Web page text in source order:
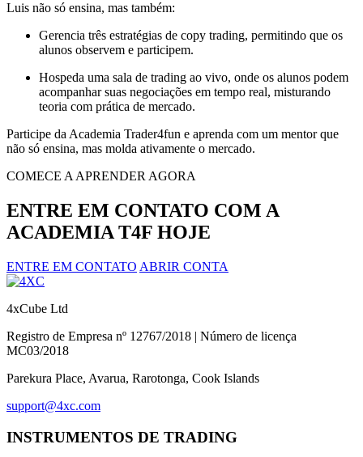
Luis não só ensina, mas também:
Gerencia três estratégias de copy trading, permitindo que os
alunos observem e participem.
Hospeda uma sala de trading ao vivo, onde os alunos podem
acompanhar suas negociações em tempo real, misturando
teoria com prática de mercado.
Participe da Academia Trader4fun e aprenda com um mentor que
não só ensina, mas molda ativamente o mercado.
COMECE A APRENDER AGORA
ENTRE EM CONTATO COM A
ACADEMIA T4F HOJE
ENTRE EM CONTATO ABRIR CONTA
4xCube Ltd
Registro de Empresa nº 12767/2018 | Número de licença
MC03/2018
Parekura Place, Avarua, Rarotonga, Cook Islands
support@4xc.com
INSTRUMENTOS DE TRADING